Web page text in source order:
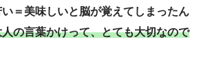
い＝美味しいと脳が覚えてしまったん
人の言葉かけって、とても大切なので